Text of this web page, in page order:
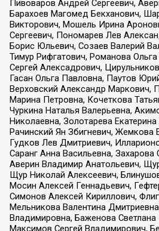
Пивоваров Андрей Сергеевич,
Барахоев Магомед Бекханович,
Викторович, Мошель Ирина
Сергеевич, Пономарев Лев
Борис Юльевич, Созаев Валерий
Тимур Рифгатович, Романова
Сергей Алексадрович,
Гасан Ольга Павловна, Паутов
Верховский Александр Маркович,
Марина Петровна, Кочеткова
Чуркина Наталья Валерьевна,
Николаевна, Золотарева
Рачинский Ян Збигневич, Жемкова
Гудков Лев Дмитриевич,
Саранг Анна Васильевна, Захарова
Аверин Владимир Анатольевич,
Щур Николай Алексеевич,
Мосин Алексей Геннадьевич,
Симонов Алексей Кириллович,
Мельникова Валентина
Владимировна, Баженова Светлана
Максимов Сергей Владимирович,